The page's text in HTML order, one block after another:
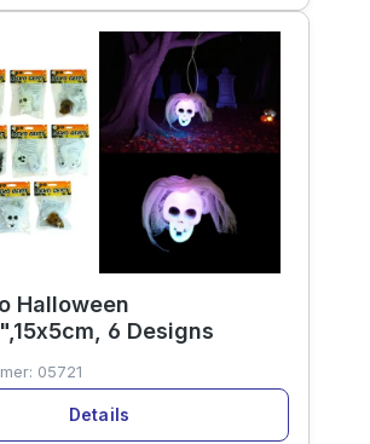
Halloween
6 Designs
05721
Details